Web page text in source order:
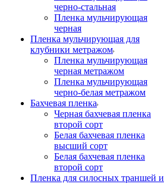
черно-стальная
Пленка мульчирующая
черная
Пленка мульчирующая для
клубники метражом
Пленка мульчирующая
черная метражом
Пленка мульчирующая
черно-белая метражом
Бахчевая пленка
Черная бахчевая пленка
второй сорт
Белая бахчевая пленка
высший сорт
Белая бахчевая пленка
второй сорт
Пленка для силосных траншей и